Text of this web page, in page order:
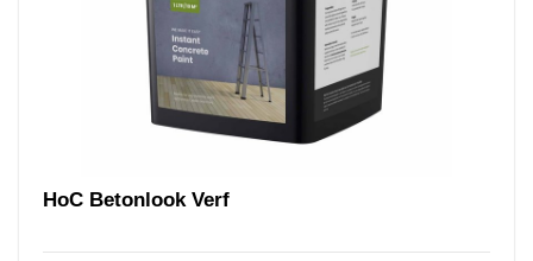
HoC Betonlook Verf